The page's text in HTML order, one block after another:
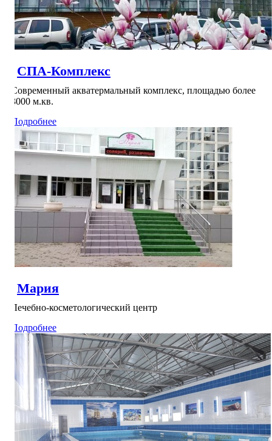
СПА-Комплекс
Современный акватермальный комплекс, площадью более
3000 м.кв.
Подробнее
Мария
Лечебно-косметологический центр
Подробнее